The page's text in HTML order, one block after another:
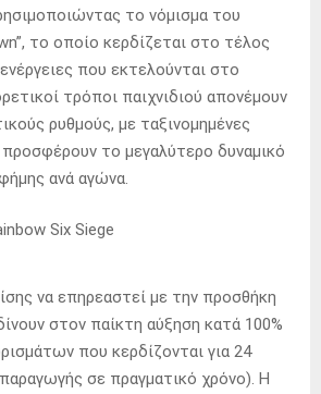
το νόμισμα του
το οποίο κερδίζεται στο τέλος
που εκτελούνται στο
τρόποι παιχνιδιού απονέμουν
ρυθμούς, με ταξινομημένες
προσφέρουν το μεγαλύτερο δυναμικό
ανά αγώνα.
να επηρεαστεί με την προσθήκη
στον παίκτη αύξηση κατά 100%
που κερδίζονται για 24
σε πραγματικό χρόνο). Η